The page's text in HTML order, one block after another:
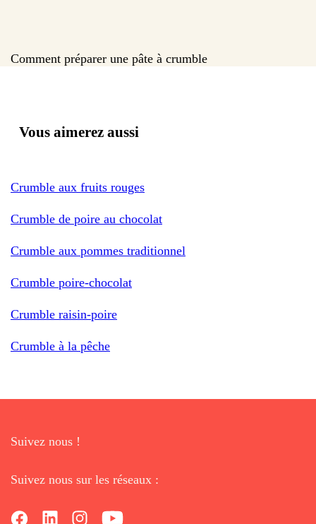
Comment préparer une pâte à crumble
Vous aimerez aussi
Crumble aux fruits rouges
Crumble de poire au chocolat
Crumble aux pommes traditionnel
Crumble poire-chocolat
Crumble raisin-poire
Crumble à la pêche
Suivez nous !
Suivez nous sur les réseaux :